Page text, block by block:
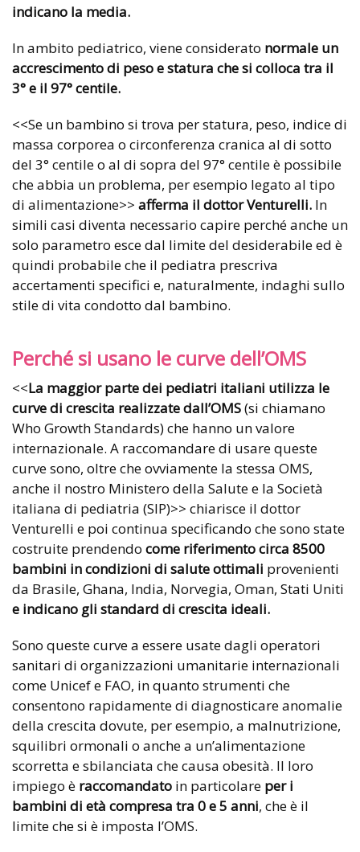
indicano la media.
In ambito pediatrico, viene considerato normale un
accrescimento di peso e statura che si colloca tra il
3° e il 97° centile.
<<Se un bambino si trova per statura, peso, indice di
massa corporea o circonferenza cranica al di sotto
del 3° centile o al di sopra del 97° centile è possibile
che abbia un problema, per esempio legato al tipo
di alimentazione>> afferma il dottor Venturelli. In
simili casi diventa necessario capire perché anche un
solo parametro esce dal limite del desiderabile ed è
quindi probabile che il pediatra prescriva
accertamenti specifici e, naturalmente, indaghi sullo
stile di vita condotto dal bambino.
Perché si usano le curve dell’OMS
<<La maggior parte dei pediatri italiani utilizza le
curve di crescita realizzate dall’OMS(si chiamano
Who Growth Standards) che hanno un valore
internazionale. A raccomandare di usare queste
curve sono, oltre che ovviamente la stessa OMS,
anche il nostro Ministero della Salute e la Società
italiana di pediatria (SIP)>> chiarisce il dottor
Venturelli e poi continua specificando che sono state
costruite prendendo come riferimento circa 8500
bambini in condizioni di salute ottimali provenienti
da Brasile, Ghana, India, Norvegia, Oman, Stati Uniti
e indicano gli standard di crescita ideali.
Sono queste curve a essere usate dagli operatori
sanitari di organizzazioni umanitarie internazionali
come Unicef e FAO, in quanto strumenti che
consentono rapidamente di diagnosticare anomalie
della crescita dovute, per esempio, a malnutrizione,
squilibri ormonali o anche a un’alimentazione
scorretta e sbilanciata che causa obesità. Il loro
impiego è raccomandato in particolare per i
bambini di età compresa tra 0 e 5 anni, che è il
limite che si è imposta l’OMS.